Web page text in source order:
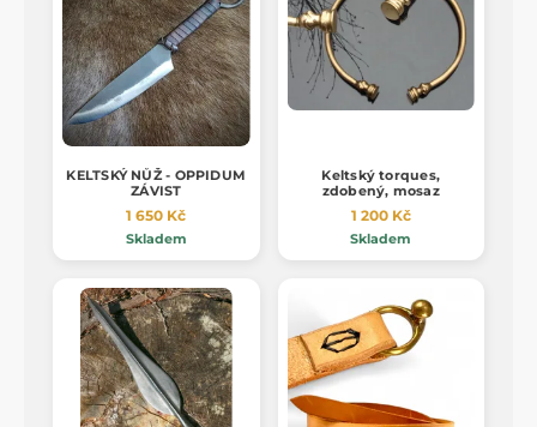
KELTSKÝ NŮŽ - OPPIDUM
ZÁVIST
1 650 Kč
Skladem
Keltský torques,
zdobený, mosaz
1 200 Kč
Skladem